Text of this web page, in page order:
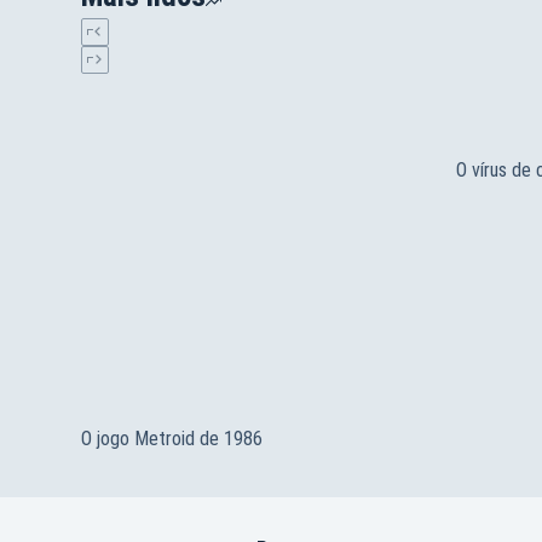
O vírus de
O jogo Metroid de 1986